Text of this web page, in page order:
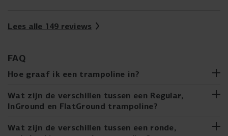
Lees alle 149 reviews
FAQ
Hoe graaf ik een trampoline in?
kopen, of heb je er al een gekocht? Het ingraven van een
trampoline lijkt misschien moeilijker dan het is. Met onze
begeleiden je door het hele proces, van het kiezen van de
Wat zijn de verschillen tussen een Regular,
InGround en FlatGround trampoline?
FlatGround trampoline? Hieronder lees je de belangrijkste
Wat zijn de verschillen tussen een ronde,